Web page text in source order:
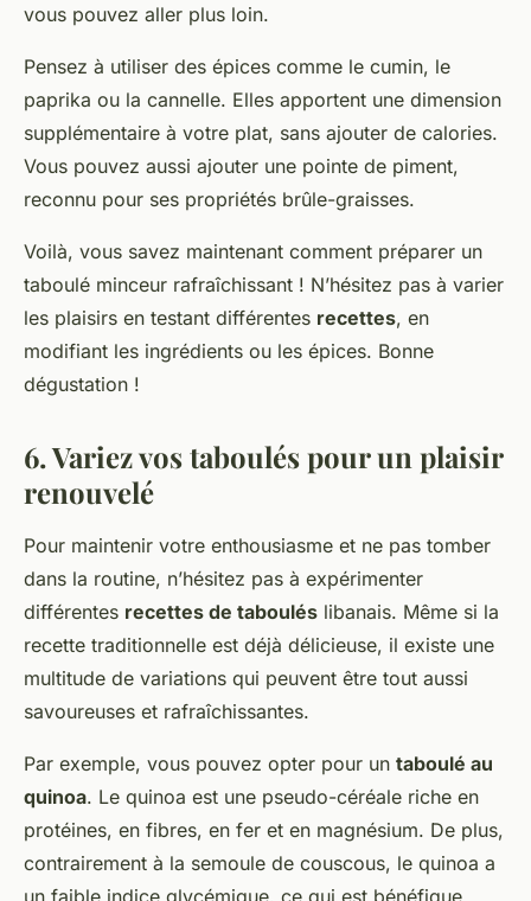
vous pouvez aller plus loin.
Pensez à utiliser des épices comme le cumin, le
paprika ou la cannelle. Elles apportent une dimension
supplémentaire à votre plat, sans ajouter de calories.
Vous pouvez aussi ajouter une pointe de piment,
reconnu pour ses propriétés brûle-graisses.
Voilà, vous savez maintenant comment préparer un
taboulé minceur rafraîchissant ! N’hésitez pas à varier
les plaisirs en testant différentes recettes, en
modifiant les ingrédients ou les épices. Bonne
dégustation !
6. Variez vos taboulés pour un plaisir
renouvelé
Pour maintenir votre enthousiasme et ne pas tomber
dans la routine, n’hésitez pas à expérimenter
différentes recettes de taboulés libanais. Même si la
recette traditionnelle est déjà délicieuse, il existe une
multitude de variations qui peuvent être tout aussi
savoureuses et rafraîchissantes.
Par exemple, vous pouvez opter pour un taboulé au
quinoa. Le quinoa est une pseudo-céréale riche en
protéines, en fibres, en fer et en magnésium. De plus,
contrairement à la semoule de couscous, le quinoa a
un faible indice glycémique, ce qui est bénéfique